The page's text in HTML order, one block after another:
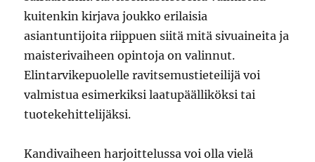
kuitenkin kirjava joukko erilaisia
asiantuntijoita riippuen siitä mitä sivuaineita ja
maisterivaiheen opintoja on valinnut.
Elintarvikepuolelle ravitsemustieteilijä voi
valmistua esimerkiksi laatupäälliköksi tai
tuotekehittelijäksi.
Kandivaiheen harjoittelussa voi olla vielä